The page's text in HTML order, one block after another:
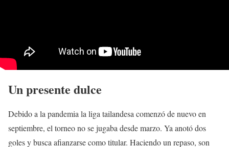
Un presente dulce
Debido a la pandemia la liga tailandesa comenzó de nuevo en
septiembre, el torneo no se jugaba desde marzo. Ya anotó dos
goles y busca afianzarse como titular. Haciendo un repaso, son